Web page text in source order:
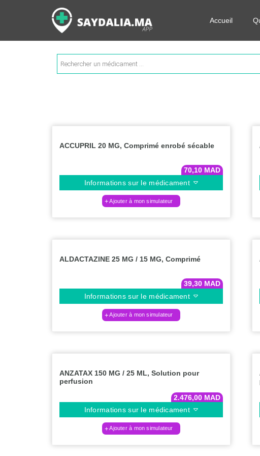
Accueil
Rechercher les informations sur vos
Recherche
de
produits
ACCUPRIL 20 MG, Comprimé enrobé sécable
70,10 MAD
Informations sur le médicament
Ajouter à mon simulateur
ALDACTAZINE 25 MG / 15 MG, Comprimé
39,30 MAD
Informations sur le médicament
Ajouter à mon simulateur
ANZATAX 150 MG / 25 ML, Solution pour
perfusion
2.476,00 MAD
Informations sur le médicament
Ajouter à mon simulateur